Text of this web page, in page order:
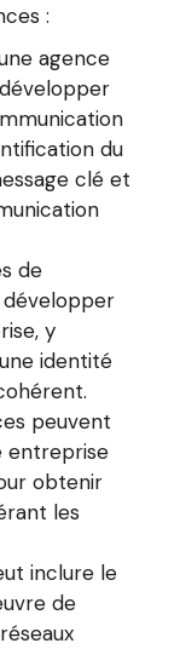
:
agence
du
clé et
de
y
identité
peuvent
entreprise
obtenir
les
inclure le
de